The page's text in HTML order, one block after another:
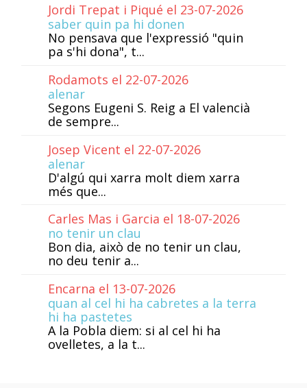
Jordi Trepat i Piqué el 23-07-2026
saber quin pa hi donen
No pensava que l'expressió "quin
pa s'hi dona", t...
Rodamots el 22-07-2026
alenar
Segons Eugeni S. Reig a El valencià
de sempre...
Josep Vicent el 22-07-2026
alenar
D'algú qui xarra molt diem xarra
més que...
Carles Mas i Garcia el 18-07-2026
no tenir un clau
Bon dia, això de no tenir un clau,
no deu tenir a...
Encarna el 13-07-2026
quan al cel hi ha cabretes a la terra
hi ha pastetes
A la Pobla diem: si al cel hi ha
ovelletes, a la t...